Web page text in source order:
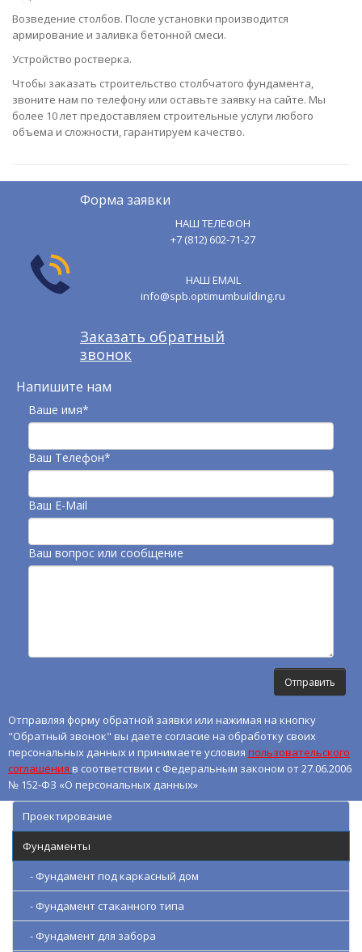
Возведение столбов. После установки производится
армирование и заливка бетонной смеси.
Устройство ростверка.
Чтобы заказать строительство столбчатого фундамента,
звоните нам по телефону или оставьте заявку на сайте. Мы
более 10 лет предоставляем строительные услуги любого
объема и сложности, гарантируем качество.
Форма заявки
НАШ ТЕЛЕФОН
+7 (812) 602-71-27
НАШ EMAIL
info@spb.optimumbuilding.ru
Заказать обратный
звонок
Напишите нам
Ваше имя*
Ваш Телефон*
Ваш E-Mail
Ваш вопрос или сообщение
Отправляя форму обратной заявки или нажимая на кнопку
"Обратный звонок" вы даете согласие на обработку своих
персональных данных и принимаете условия пользовательского
соглашения в соответствии с Федеральным законом от 27.06.2006
№ 152-ФЗ «О персональных данных»
Проектирование
Фундаменты
- Фундамент под каркасный дом
- Фундамент стаканного типа
- Фундамент для забора